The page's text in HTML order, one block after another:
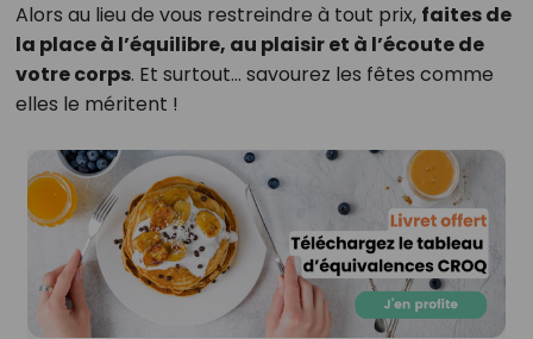
Alors au lieu de vous restreindre à tout prix, faites de
la place à l’équilibre, au plaisir et à l’écoute de
votre corps. Et surtout… savourez les fêtes comme
elles le méritent !